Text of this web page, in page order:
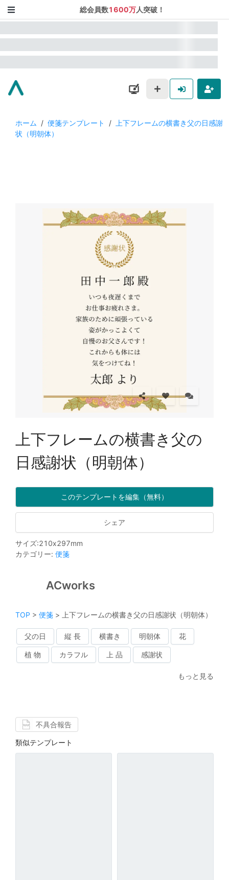
総会員数1600万人突破！
ホーム / 便箋テンプレート /
上下フレームの横書き父の日感謝
状（明朝体）
上下フレームの横書き父の
日感謝状（明朝体）
このテンプレートを編集（無料）
シェア
サイズ:210x297mm
カテゴリー: 便箋
ACworks
TOP > 便箋 > 上下フレームの横書き父の日感謝状（明朝体）
父の日 縦 長 横書き 明朝体 花
植 物 カラフル 上 品 感謝状
もっと見る
不具合報告
類似テンプレート